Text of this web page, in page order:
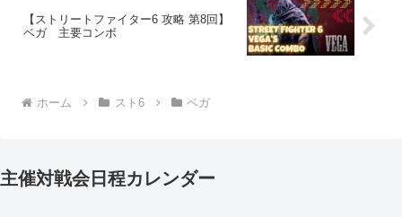
【ストリートファイター6 攻略 第8回】
ベガ 主要コンボ
ホーム スト6 ベガ
主催対戦会日程カレンダー